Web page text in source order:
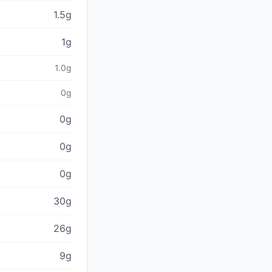
1.5g
1g
1.0g
0g
0g
0g
0g
30g
26g
9g